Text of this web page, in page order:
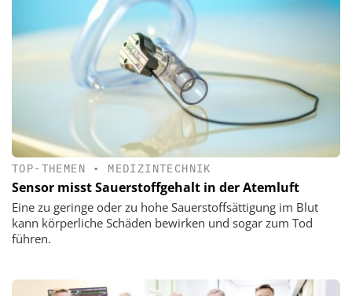
TOP-THEMEN • MEDIZINTECHNIK
Sensor misst Sauerstoffgehalt in der Atemluft
Eine zu geringe oder zu hohe Sauerstoffsättigung im Blut
kann körperliche Schäden bewirken und sogar zum Tod
führen.